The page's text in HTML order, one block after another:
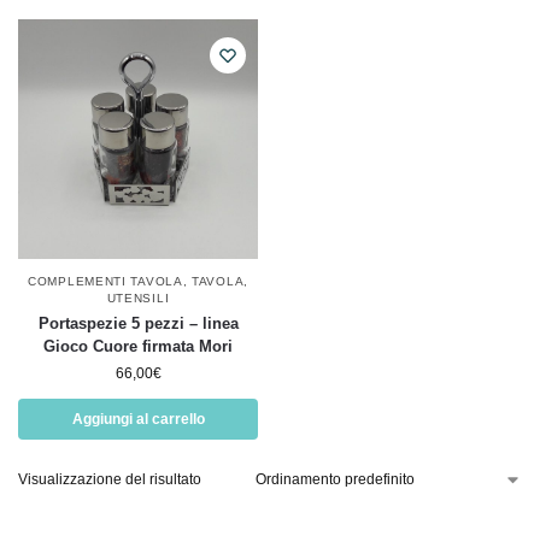
COMPLEMENTI TAVOLA ,TAVOLA
UTENSILI
Portaspezie 5 pezzi – linea
Gioco Cuore firmata Mori
66,00€
Aggiungi al carrello
Visualizzazione del risultato